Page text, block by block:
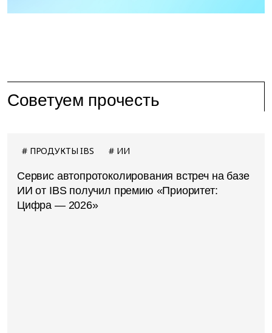
Советуем прочесть
ПРОДУКТЫ IBS ИИ
Сервис автопротоколирования встреч на базе
ИИ от IBS получил премию «Приоритет:
Цифра — 2026»